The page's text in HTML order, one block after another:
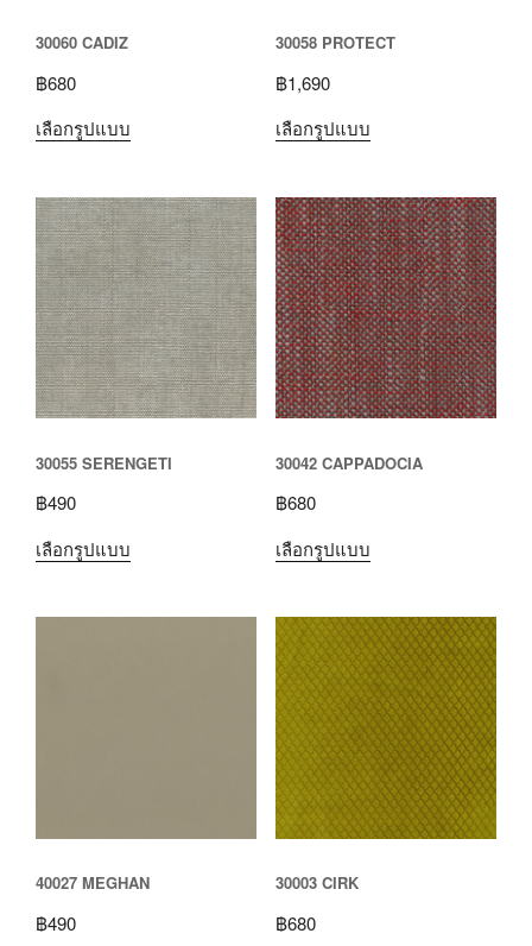
30060 CADIZ
฿680
เลือกรูปแบบ
30058 PROTECT
฿1,690
เลือกรูปแบบ
30055 SERENGETI
฿490
เลือกรูปแบบ
30042 CAPPADOCIA
฿680
เลือกรูปแบบ
40027 MEGHAN
฿490
30003 CIRK
฿680